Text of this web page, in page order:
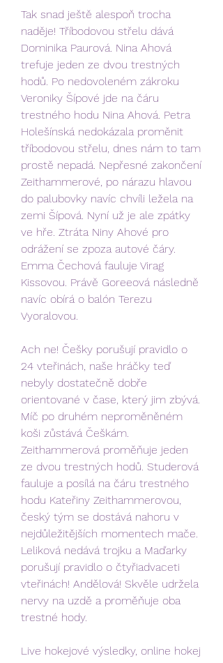
Tak snad ještě alespoň trocha
naděje! Tříbodovou střelu dává
Dominika Paurová. Nina Ahová
trefuje jeden ze dvou trestných
hodů. Po nedovoleném zákroku
Veroniky Šípové jde na čáru
trestného hodu Nina Ahová. Petra
Holešínská nedokázala proměnit
tříbodovou střelu, dnes nám to tam
prostě nepadá. Nepřesné zakončení
Zeithammerové, po nárazu hlavou
do palubovky navíc chvíli ležela na
zemi Šípová. Nyní už je ale zpátky
ve hře. Ztráta Niny Ahové pro
odrážení se zpoza autové čáry.
Emma Čechová fauluje Virag
Kissovou. Právě Goreeová následně
navíc obírá o balón Terezu
Vyoralovou.
Ach ne! Češky porušují pravidlo o
24 vteřinách, naše hráčky teď
nebyly dostatečně dobře
orientované v čase, který jim zbývá.
Míč po druhém neproměněném
koši zůstává Češkám.
Zeithammerová proměňuje jeden
ze dvou trestných hodů. Studerová
fauluje a posílá na čáru trestného
hodu Kateřiny Zeithammerovou,
český tým se dostává nahoru v
nejdůležitějších momentech mače.
Leliková nedává trojku a Maďarky
porušují pravidlo o čtyřiadvaceti
vteřinách! Andělová! Skvěle udržela
nervy na uzdě a proměňuje oba
trestné hody.
Live hokejové výsledky, online hokej